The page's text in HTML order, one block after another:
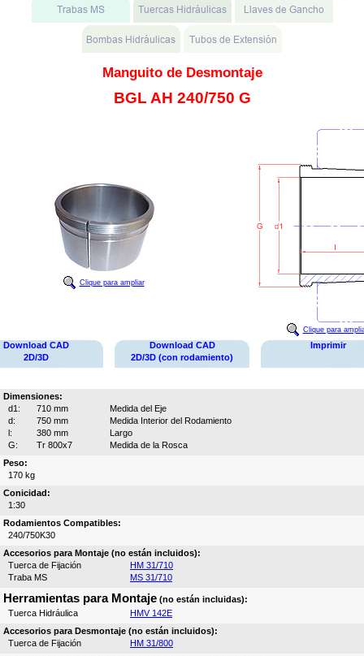
Manguito de Desmontaje
BGL AH 240/750 G
Clique para ampliar
Clique para
Download CAD
2D/3D
Download CAD
2D/3D (con rodamiento)
Imprimir
Dimensiones:
d1:
710 mm
Medida del Eje
d:
750 mm
Medida Interior del Rodamiento
l:
380 mm
Largo
G:
Tr 800x7
Medida de la Rosca
Peso:
170 kg
Conicidad:
1:30
Rodamientos Compatibles:
240/750K30
Accesorios para Montaje (no están incluidos):
Tuerca de Fijación
HM 31/710
Traba MS
MS 31/710
Herramientas para Montaje (no están incluidas):
Tuerca Hidráulica
HMV 142E
Accesorios para Desmontaje (no están incluidos):
Tuerca de Fijación
HM 31/800